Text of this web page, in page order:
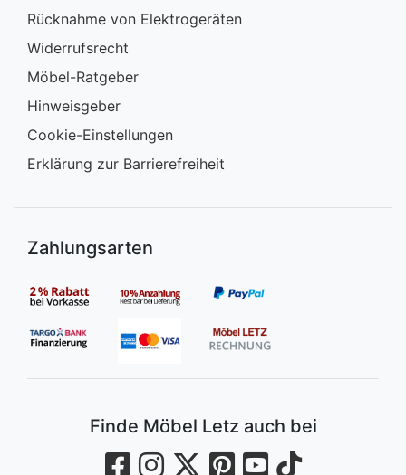
Rücknahme von Elektrogeräten
Widerrufsrecht
Möbel-Ratgeber
Hinweisgeber
Cookie-Einstellungen
Erklärung zur Barrierefreiheit
Zahlungsarten
Finde Möbel Letz auch bei